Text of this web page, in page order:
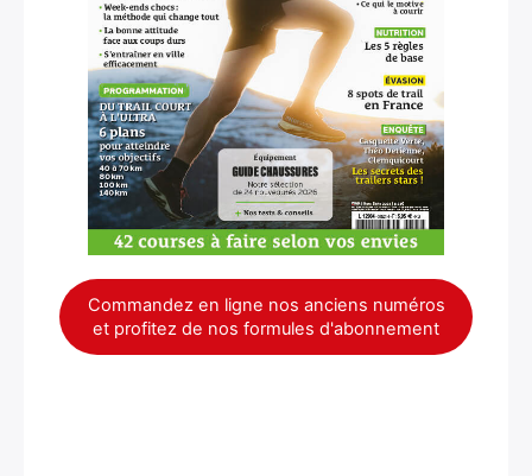
Commandez en ligne nos anciens numéros
et profitez de nos formules d'abonnement